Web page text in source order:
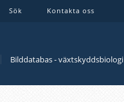
Sök Kontakta oss
Bilddatabas - växtskyddsbiologi